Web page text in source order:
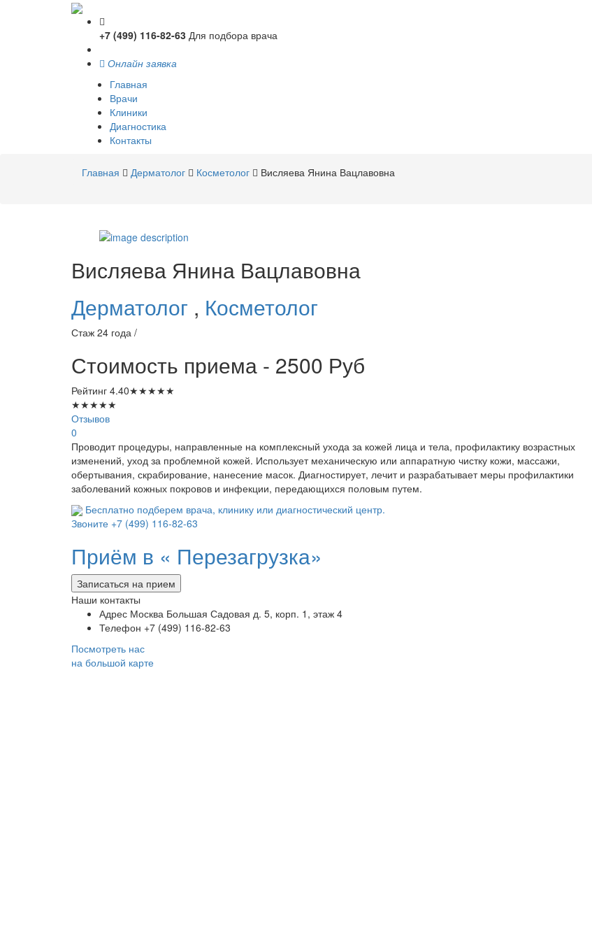
+7 (499) 116-82-63 Для подбора врача
Онлайн заявка
Главная
Врачи
Клиники
Диагностика
Контакты
Главная Дерматолог Косметолог Висляева Янина Вацлавовна
Висляева Янина Вацлавовна
Дерматолог , Косметолог
Стаж 24 года /
Стоимость приема - 2500 Руб
Рейтинг 4.40★★★★★
★★★★★
Отзывов
0
Проводит процедуры, направленные на комплексный ухода за кожей лица и тела, профилактику возрастных
изменений, уход за проблемной кожей. Использует механическую или аппаратную чистку кожи, массажи,
обертывания, скрабирование, нанесение масок. Диагностирует, лечит и разрабатывает меры профилактики
заболеваний кожных покровов и инфекции, передающихся половым путем.
Бесплатно подберем врача, клинику или диагностический центр.
Звоните +7 (499) 116-82-63
Приём в « Перезагрузка»
Записаться на прием
Наши контакты
Адрес Москва Большая Садовая д. 5, корп. 1, этаж 4
Телефон +7 (499) 116-82-63
Посмотреть нас
на большой карте